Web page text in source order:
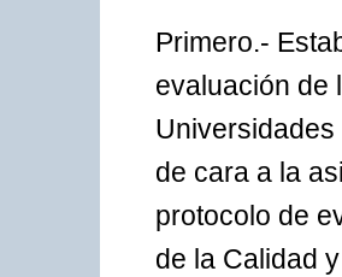
Primero.-
evaluación de
de cara a la
protocolo de
de la Calidad